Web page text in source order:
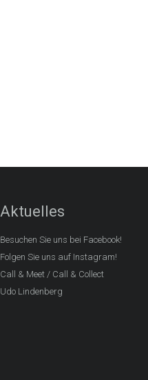
Aktuelles
Besuchen Sie uns bei Facebook!
Folgen Sie uns auf Instagram!
Call & Meet / Call & Collect
Udo Lindenberg